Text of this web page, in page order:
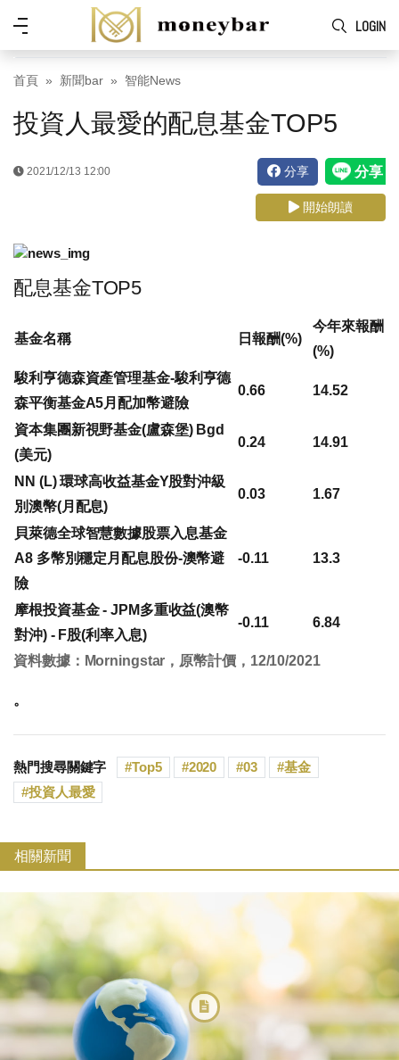
Skip to main content
LOGIN
功
能
表
首頁 新聞bar 智能News
投資人最愛的配息基金TOP5
2021/12/13 12:00 分享
開始朗讀
配息基金TOP5
基金名稱 日報酬(%)
今年來報酬
(%)
駿利亨德森資產管理基金-駿利亨德
森平衡基金A5月配加幣避險
0.66 14.52
資本集團新視野基金(盧森堡) Bgd
(美元)
0.24 14.91
NN (L) 環球高收益基金Y股對沖級
別澳幣(月配息)
0.03 1.67
貝萊德全球智慧數據股票入息基金
A8 多幣別穩定月配息股份-澳幣避
險
-0.11 13.3
摩根投資基金 - JPM多重收益(澳幣
對沖) - F股(利率入息)
-0.11 6.84
資料數據：Morningstar，原幣計價，12/10/2021
。
熱門搜尋關鍵字 Top5 2020 03
基金
投資人最愛
相關新聞